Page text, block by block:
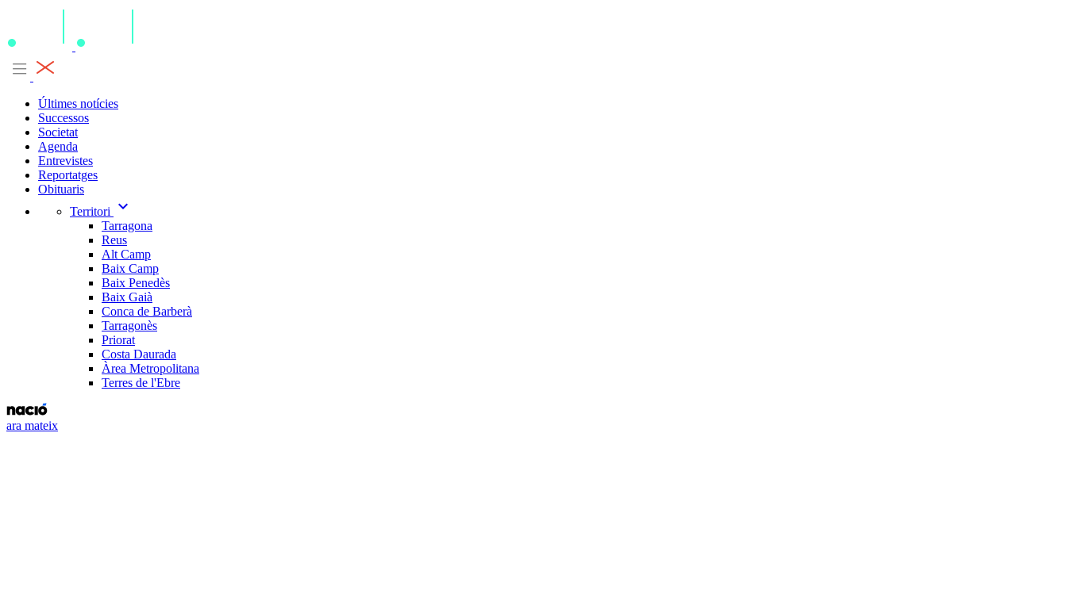
Últimes notícies
Successos
Societat
Agenda
Entrevistes
Reportatges
Obituaris
Territori
expand_more
Tarragona
Reus
Alt Camp
Baix Camp
Baix Penedès
Baix Gaià
Conca de Barberà
Tarragonès
Priorat
Costa Daurada
Àrea Metropolitana
Terres de l'Ebre
ara mateix